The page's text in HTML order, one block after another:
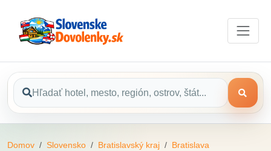
Domov Slovensko Bratislavský kraj
Bratislava